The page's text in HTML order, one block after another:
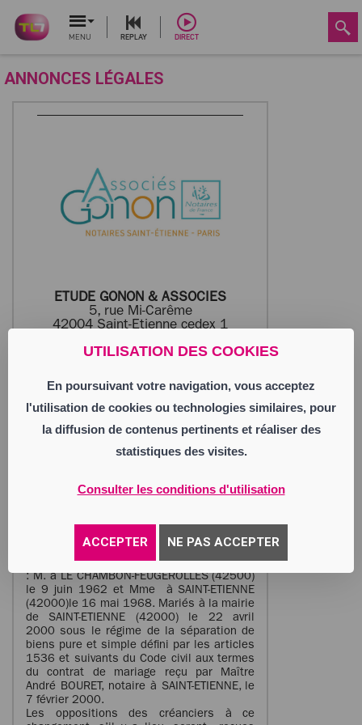
UTILISATION DES COOKIES
En poursuivant votre navigation, vous acceptez
l'utilisation de cookies ou technologies similaires, pour
la diffusion de contenus pertinents et réaliser des
statistiques des visites.
Consulter les conditions d'utilisation
ACCEPTER NE PAS ACCEPTER
MENU REPLAY DIRECT
ANNONCES LÉGALES
ETUDE GONON & ASSOCIES
5, rue Mi-Carême
42004 Saint-Etienne cedex 1
MATRIMONIAL
Suivant acte reçu par MaîtrePhilippe
Notaire associé à ST-ETIENNE
(42000), 5, rue Mi-Carême(CRPCEN
doption de la COMMUNAUTE UNIVERSELLE
retraité, et Mme Nathalie Claudine
, assistante commerciale,
demeurant ensemble à ROCHE-LA-MOLIERE
(42230) 5 rue Robert Schuman. Nés savoir
: M. à LE CHAMBON-FEUGEROLLES (42500)
le 9 juin 1962 et Mme à SAINT-ETIENNE
(42000)le 16 mai 1968. Mariés à la mairie
de SAINT-ETIENNE (42000) le 22 avril
2000 sous le régime de la séparation de
biens pure et simple défini par les articles
1536 et suivants du Code civil aux termes
du contrat de mariage reçu par Maître
André BOURET, notaire à SAINT-ETIENNE, le
7 février 2000.
Les oppositions des créanciers à ce